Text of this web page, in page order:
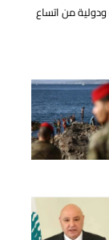
ودولية من اتساع